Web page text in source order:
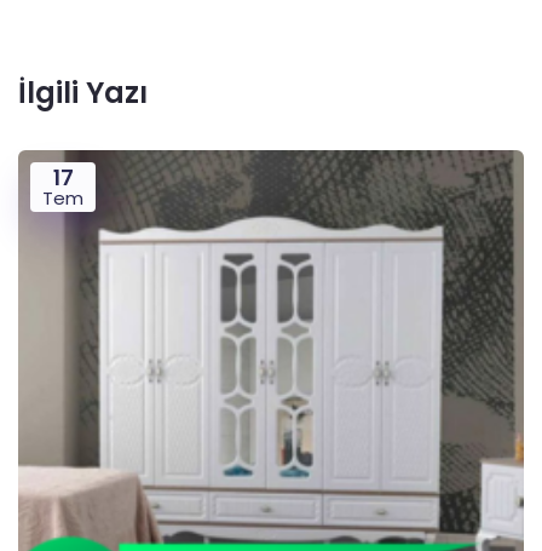
İlgili Yazı
17
Tem